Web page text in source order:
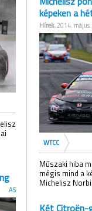
AS
képeken a
Hírek, 2014.
WTCC
Műszaki hiba
mégis mind a
Michelisz
Két Citroën-